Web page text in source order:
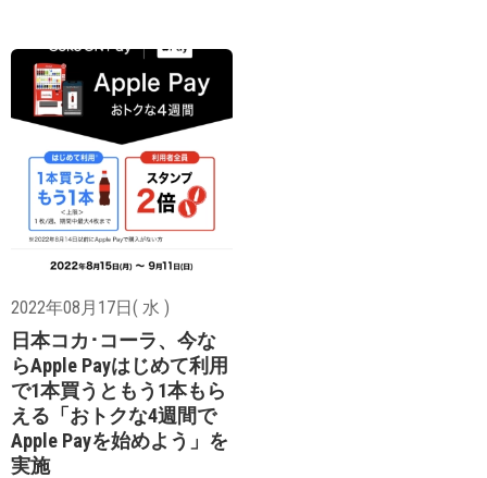
2022年08月17日( 水 )
日本コカ･コーラ、今な
らApple Payはじめて利用
で1本買うともう1本もら
える「おトクな4週間で
Apple Payを始めよう」を
実施